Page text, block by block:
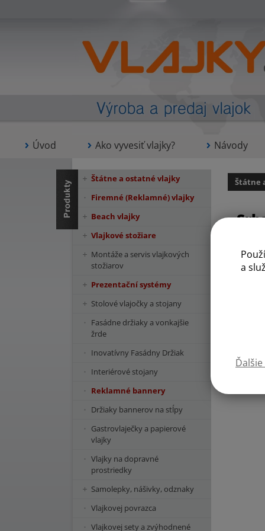
a
Úvod Ako vyvesiť vlajky? Návody
Štátne
Štátne a ostatné vlajky
Firemné (Reklamné) vlajky
Beach vlajky
Vlajkové stožiare
Montáže a servis vlajkových
stožiarov
Prezentační systémy
Stolové vlajočky a stojany
Fasádne držiaky a vonkajšie
žrde
Inovatívny Fasádny Držiak
Interiérové stojany
Reklamné bannery
Držiaky bannerov na stĺpy
Gastrovlaječky a papierové
vlajky
Vlajky na dopravné
prostriedky
Samolepky, nášivky, odznaky
Vlajkovej povrazca
Vlajkovej sety a zvýhodnené